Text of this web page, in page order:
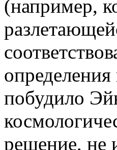
(например,
побудило
решение, не